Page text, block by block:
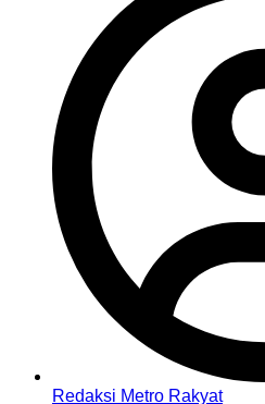
Redaksi Metro Rakyat